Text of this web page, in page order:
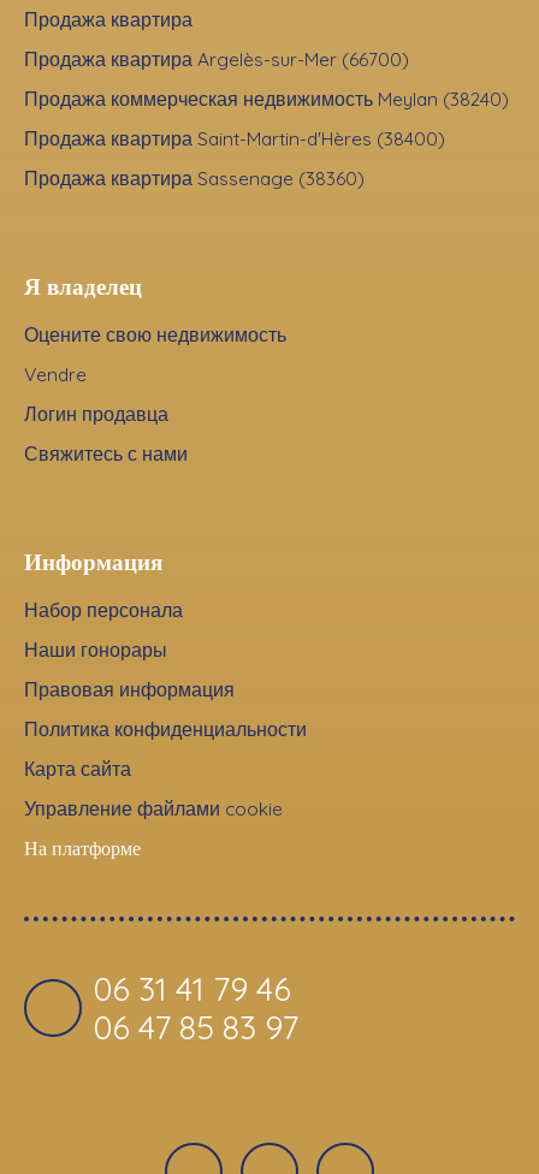
Продажа квартира
Продажа квартира Argelès-sur-Mer (66700)
Продажа коммерческая недвижимость Meylan (38240)
Продажа квартира Saint-Martin-d'Hères (38400)
Продажа квартира Sassenage (38360)
Я владелец
Оцените свою недвижимость
Vendre
Логин продавца
Свяжитесь с нами
Информация
Набор персонала
Наши гонорары
Правовая информация
Политика конфиденциальности
Карта сайта
Управление файлами cookie
На платформе
06 31 41 79 46
06 47 85 83 97